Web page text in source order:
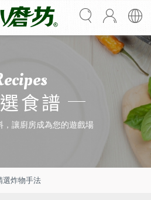
食譜
，讓廚房成為您的遊戲場
選炸物手法